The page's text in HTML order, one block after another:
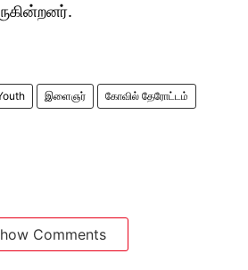
இளைஞர் கோவில் தேரோட்டம்
Comments